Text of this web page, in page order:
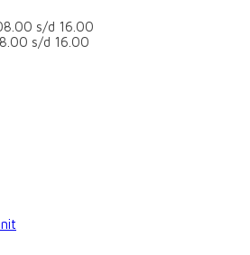
s/d 16.00
s/d 16.00